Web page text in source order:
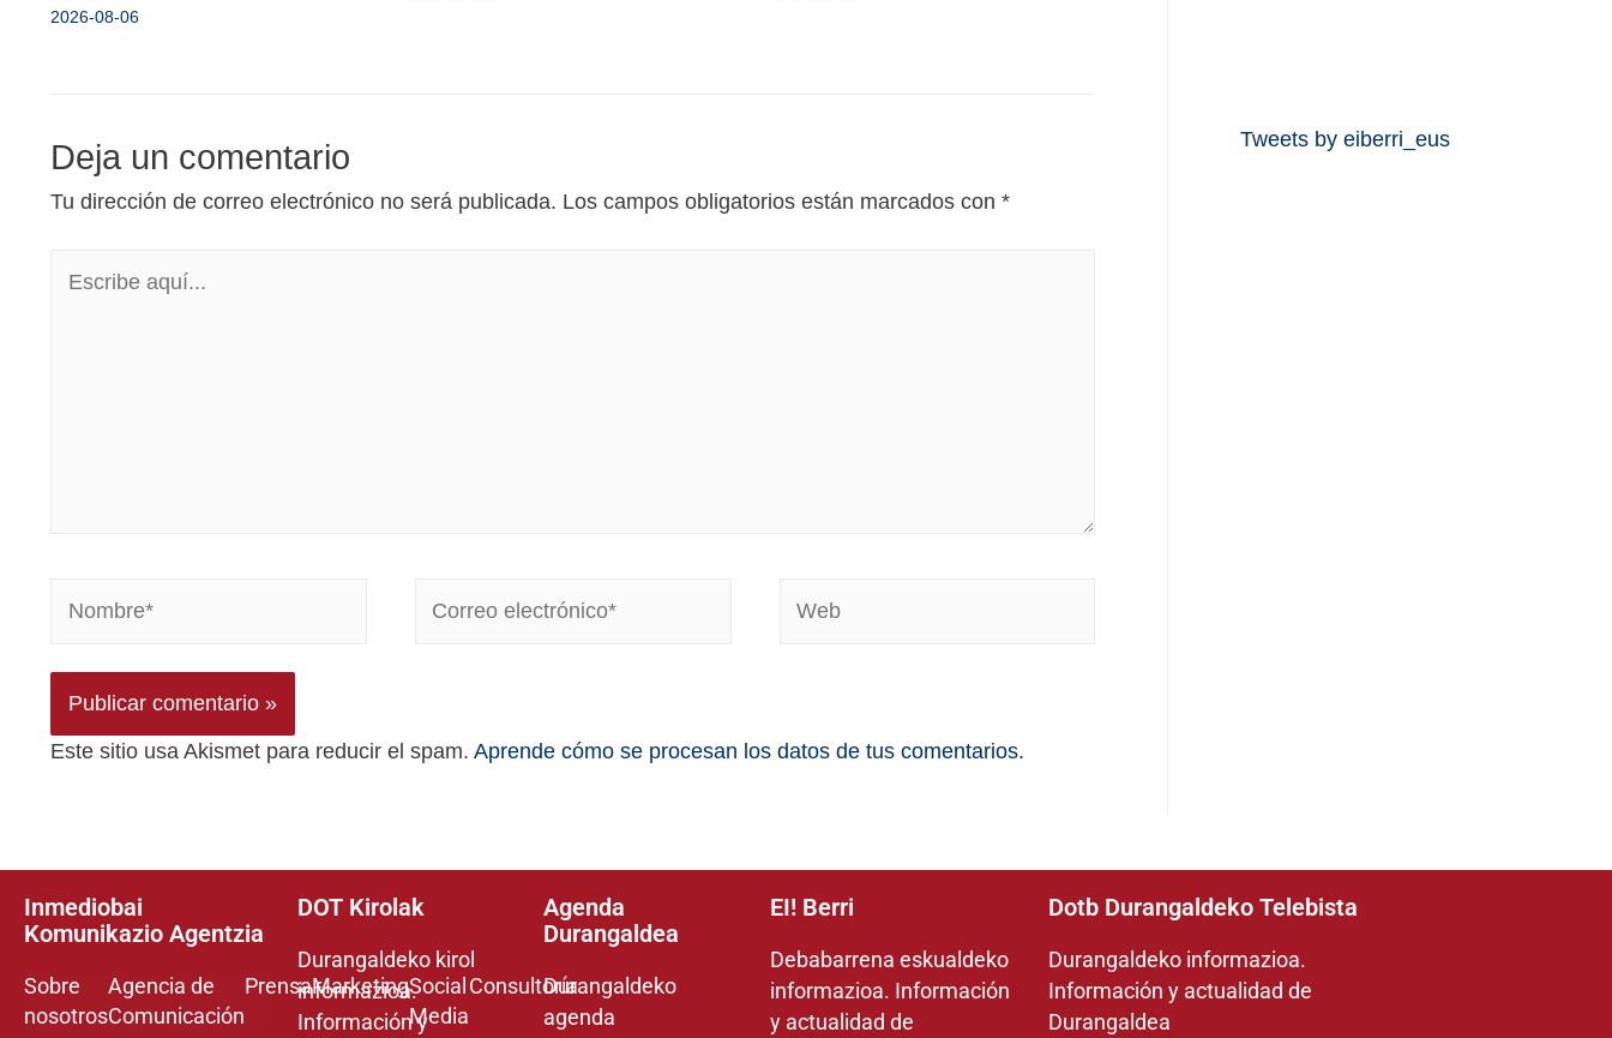
2026-08-06
Deja un comentario
Tu dirección de correo electrónico no será publicada. Los campos obligatorios están marcados con *
Este sitio usa Akismet para reducir el spam. Aprende cómo se procesan los datos de tus comentarios.
Tweets by eiberri_eus
Inmediobai
Komunikazio Agentzia
Sobre
nosotros
Agencia de
Comunicación
PrensaMarketingSocial
Media
Consultoría
DOT Kirolak
Durangaldeko kirol
informazioa.
Información y
Agenda
Durangaldea
Durangaldeko
agenda
EI! Berri
Debabarrena eskualdeko
informazioa. Información
y actualidad de
Dotb Durangaldeko Telebista
Durangaldeko informazioa.
Información y actualidad de
Durangaldea